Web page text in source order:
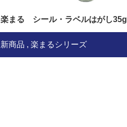
楽まる シール・ラベルはがし35g
新商品 楽まるシリーズ